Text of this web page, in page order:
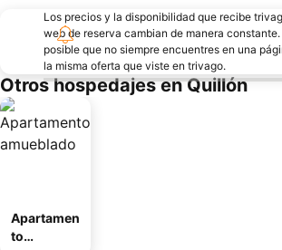
Los precios y la disponibilidad que recibe
web de reserva cambian de manera
posible que no siempre encuentres en una
la misma oferta que viste en trivago.
Otros hospedajes en Quillón
Apartamen
to